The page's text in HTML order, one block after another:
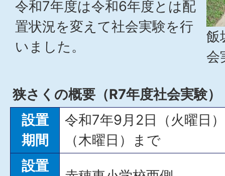
飯
会
令和7年度は令和6年度とは配
置状況を変えて社会実験を行
いました。
狭さくの概要（R7年度社会実験）
設置
期間
令和7年9月2日（火曜日
（木曜日）まで
設置